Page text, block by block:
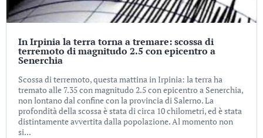
In Irpinia la terra torna a tremare: scossa di
terremoto di magnitudo 2.5 con epicentro a
Senerchia
Scossa di terremoto, questa mattina in Irpinia: la terra ha
tremato alle 7.35 con magnitudo 2.5 con epicentro a Senerchia,
non lontano dal confine con la provincia di Salerno. La
profondità della scossa è stata di circa 10 chilometri, ed è stata
distintamente avvertita dalla popolazione. Al momento non
si...